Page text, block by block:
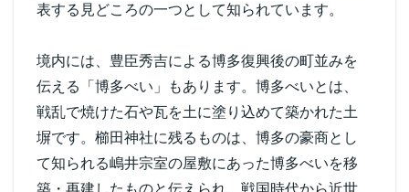
表する見どころの一つとして知られています。
境内には、豊臣秀吉による博多復興後の町並みを
伝える「博多べい」もあります。博多べいとは、
戦乱で焼けた石や瓦を土に塗り込めて築かれた土
塀です。櫛田神社に残るものは、博多の豪商とし
て知られる嶋井宗室の屋敷にあった博多べいを移
築・再建したものと伝えられ、戦国時代から近世